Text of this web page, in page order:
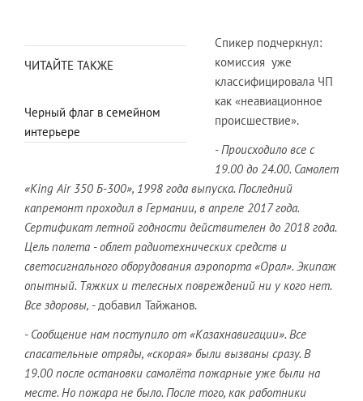
ЧИТАЙТЕ ТАКЖЕ
Черный флаг в семейном
интерьере
Спикер подчеркнул:
комиссия уже
классифицировала ЧП
как «неавиационное
происшествие».
- Происходило все с
19.00 до 24.00. Самолет
«King Air 350 Б-300», 1998 года выпуска. Последний
капремонт проходил в Германии, в апреле 2017 года.
Сертификат летной годности действителен до 2018 года.
Цель полета - облет радиотехнических средств и
светосигнального оборудования аэропорта «Орал». Экипаж
опытный. Тяжких и телесных повреждений ни у кого нет.
Все здоровы, - добавил Тайжанов.
- Сообщение нам поступило от «Казахнавигации». Все
спасательные отряды, «скорая» были вызваны сразу. В
19.00 после остановки самолёта пожарные уже были на
месте. Но пожара не было. После того, как работники